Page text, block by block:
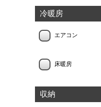
冷暖房
エアコン
床暖房
収納